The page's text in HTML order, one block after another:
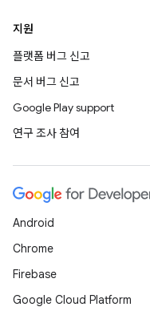
지원
플랫폼 버그 신고
문서 버그 신고
Google Play support
연구 조사 참여
Android
Chrome
Firebase
Google Cloud Platform